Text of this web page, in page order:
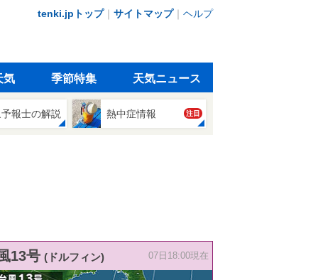
tenki.jpトップ｜ サイトマップ｜ ヘルプ
気 季節特集 天気ニュース
報士の解説 熱中症情報 注目
13号 (ドルフィン) 07日18:00現在